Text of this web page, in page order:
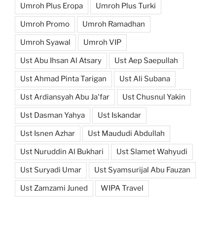
Umroh Plus Eropa Umroh Plus Turki
Umroh Promo Umroh Ramadhan
Umroh Syawal Umroh VIP
Ust Abu Ihsan Al Atsary Ust Aep Saepullah
Ust Ahmad Pinta Tarigan Ust Ali Subana
Ust Ardiansyah Abu Ja'far Ust Chusnul Yakin
Ust Dasman Yahya Ust Iskandar
Ust Isnen Azhar Ust Maududi Abdullah
Ust Nuruddin Al Bukhari Ust Slamet Wahyudi
Ust Suryadi Umar Ust Syamsurijal Abu Fauzan
Ust Zamzami Juned WIPA Travel